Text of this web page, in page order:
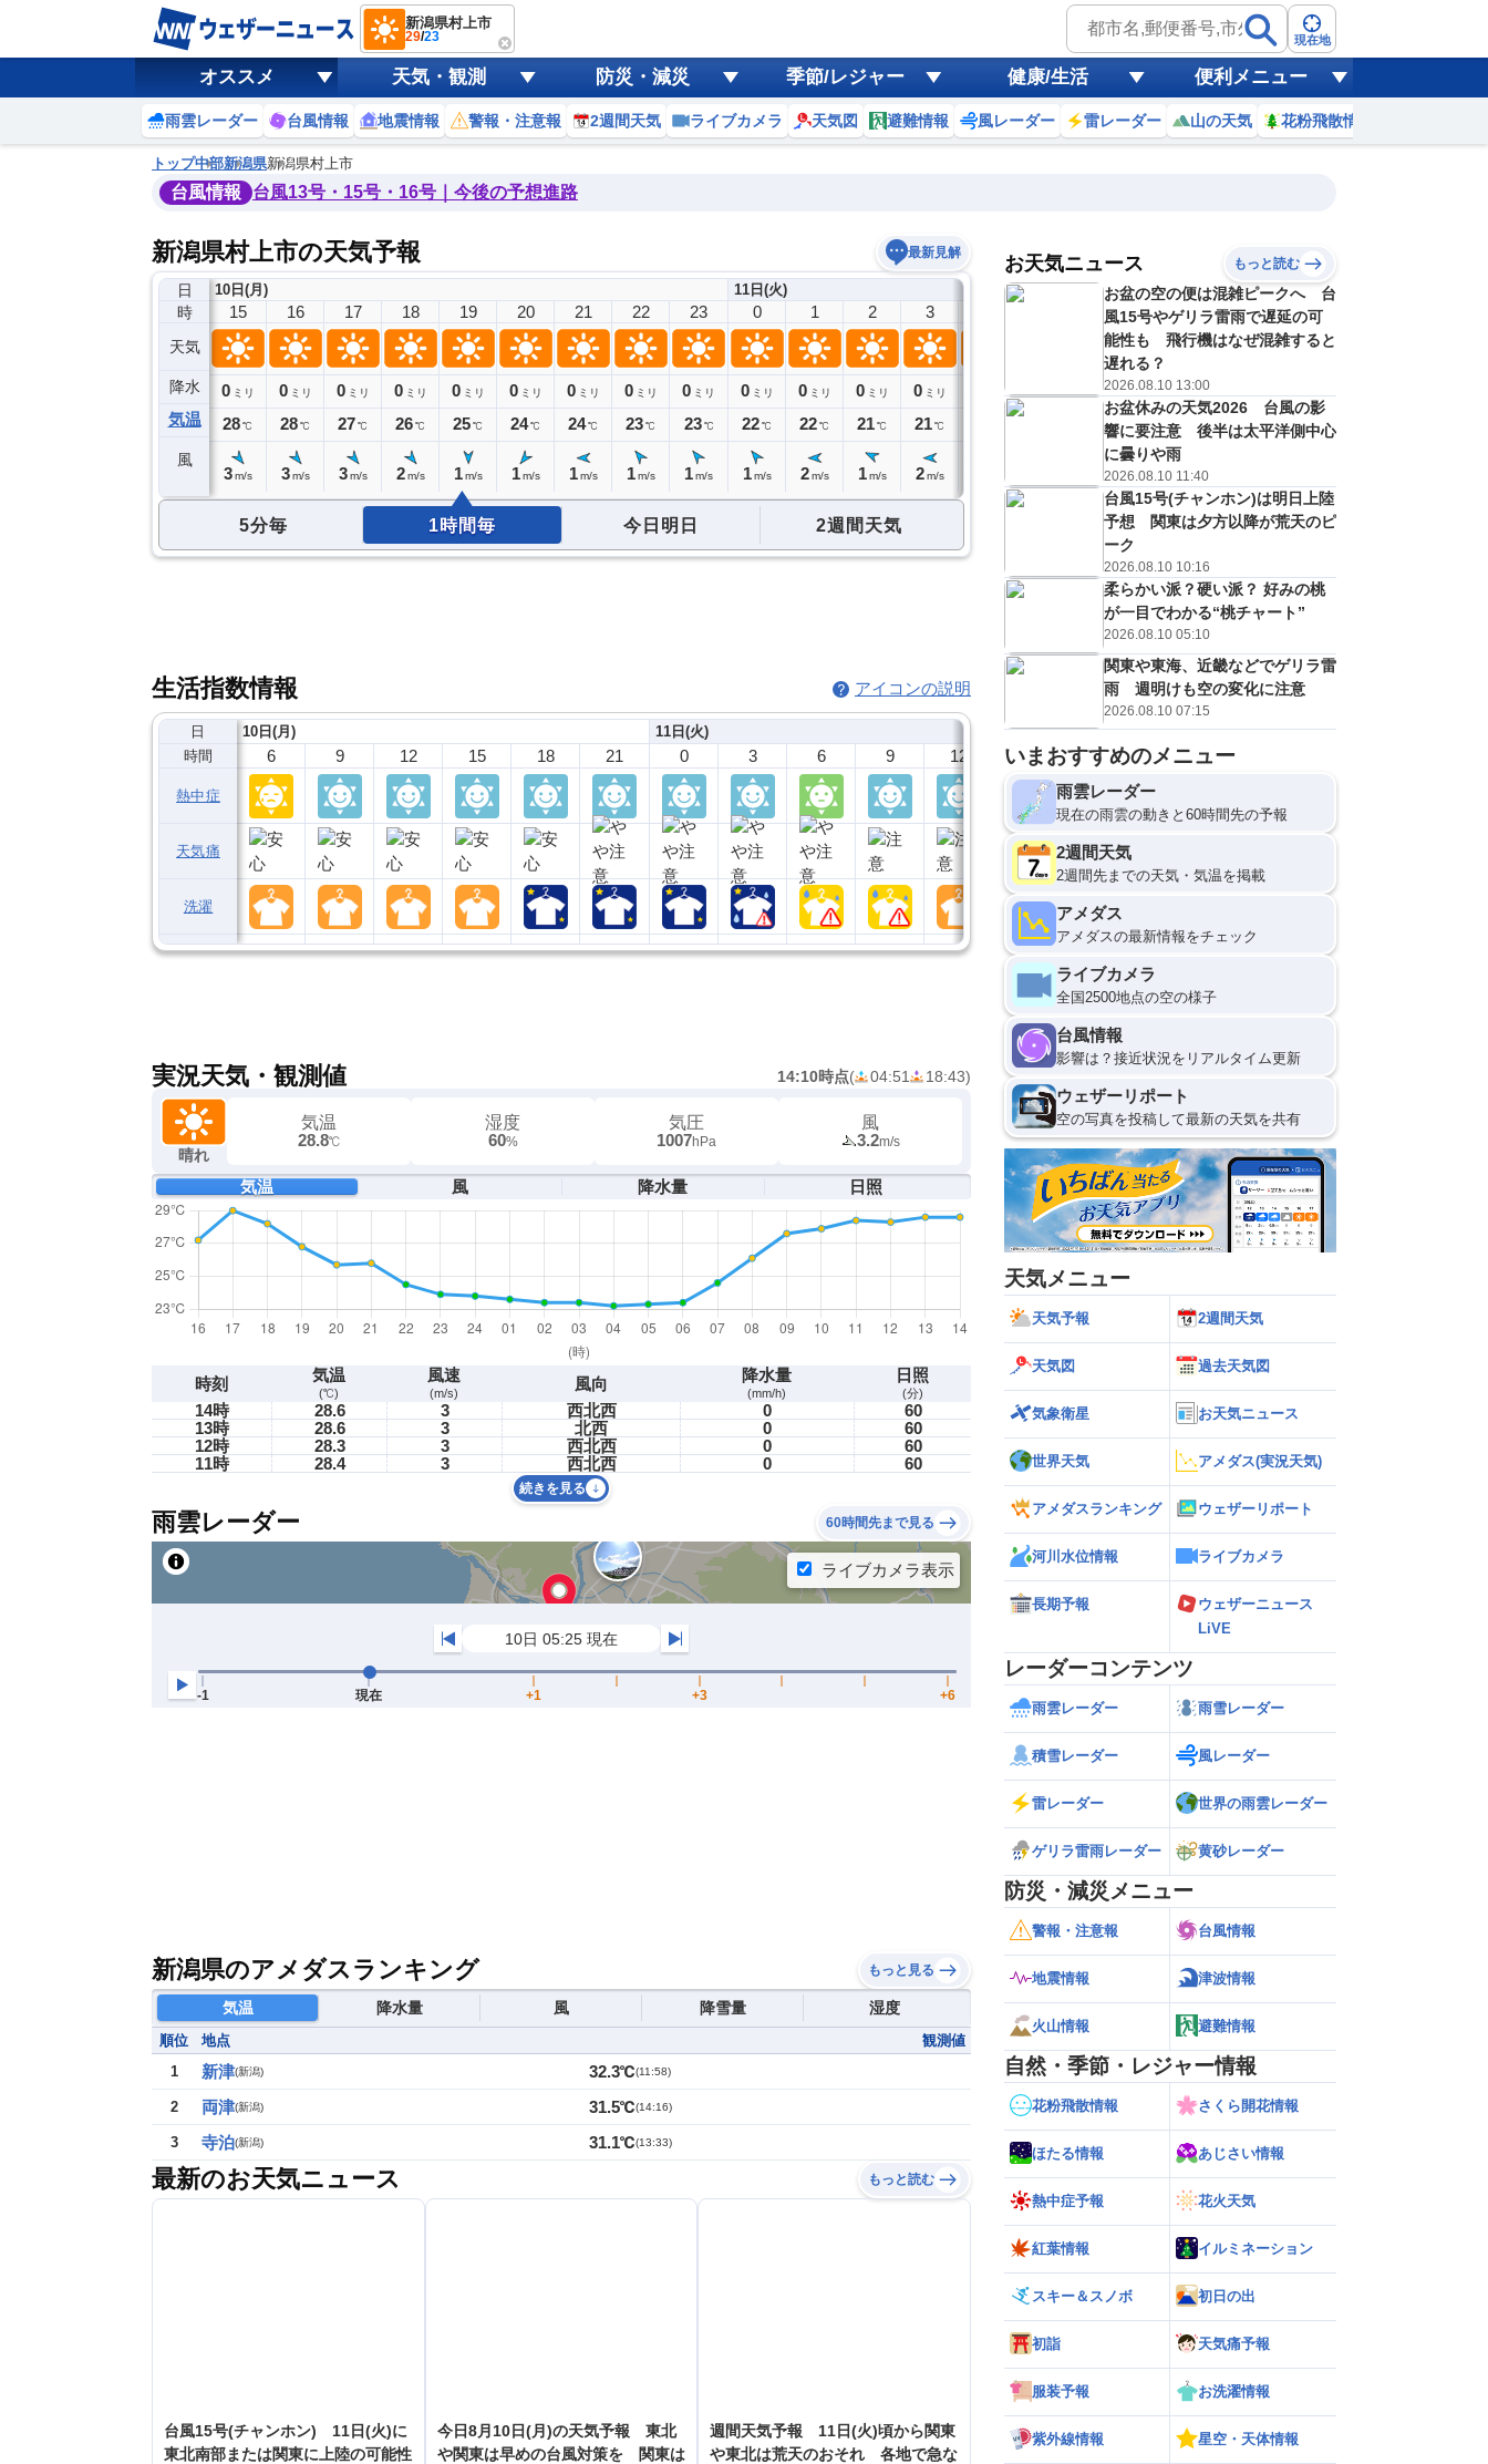
新潟県村上市
29/23 現在地
オススメ 天気・観測 防災・減災 季節/レジャー 健康/生活 便利メニュー
雨雲レーダー 台風情報 地震情報 警報・注意報 2週間天気 ライブカメラ 天気図 避難情報 風レーダー 雷レーダー 山の天気 花粉飛散情報
トップ中部新潟県新潟県村上市
台風情報 台風13号・15号・16号｜今後の予想進路
新潟県村上市の天気予報 最新見解
日
時
天気
降水
気温
風
10日(月)
14
0ミリ
29℃
15
0 ミリ
28℃
3 m/s
16
0 ミリ
28℃
3 m/s
17
0 ミリ
27℃
3 m/s
18
0 ミリ
26℃
2 m/s
19
0 ミリ
25℃
1 m/s
20
0 ミリ
24℃
1 m/s
21
0 ミリ
24℃
1 m/s
22
0 ミリ
23℃
1 m/s
23
0 ミリ
23 ℃
1m/s
11日(火)
0
0 ミリ
22℃
1 m/s
1
0 ミリ
22℃
2 m/s
2
0 ミリ
21℃
1 m/s
3
0 ミリ
21℃
2 m/s
0ミリ
6
0ミリ
21℃
m/s
7
0 ミリ
21℃
2 m/s
8
0
24℃
1
9
25℃ 26
5分毎 1時間毎 今日明日 2週間天気
生活指数情報 アイコンの説明
日
時間
熱中症
天気痛
洗濯
10日(月)
6 9 12 15 18 21
11日(火)
0 3 6 9 12
実況天気・観測値 14:10時点( 04:51 18:43)
晴れ
気温
28.8℃
湿度
60%
気圧
1007hPa
風
3.2m/s
気温 風 降水量 日照
時刻 気温
(℃)
風速
(m/s) 風向 降水量
(mm/h)
日照
(分)
14時 28.6 3 西北西 0
60
13時
28.6 3 北西 0
60
12時
28.3 3 西北西 0
60
11時
28.4 3 西北西 0 60
続きを見る
雨雲レーダー 60時間先まで見る
新潟県のアメダスランキング もっと見る
気温 降水量 風 降雪量 湿度
順位 地点
観測値
1
新津(新潟) 32.3℃(11:58)
2 両津(新潟) 31.5℃(14:16)
3 寺泊(新潟) 31.1℃(13:33)
最新のお天気ニュース もっと読む
台風15号(チャンホン) 11日(火)に
東北南部または関東に上陸の可能性
今日8月10日(月)の天気予報 東北
や関東は早めの台風対策を 関東は
週間天気予報 11日(火)頃から関東
や東北は荒天のおそれ 各地で急な
お天気ニュース もっと読む
お盆の空の便は混雑ピークへ 台
風15号やゲリラ雷雨で遅延の可
能性も 飛行機はなぜ混雑すると
遅れる？
2026.08.10 13:00
お盆休みの天気2026 台風の影
響に要注意 後半は太平洋側中心
に曇りや雨
2026.08.10 11:40
台風15号(チャンホン)は明日上陸
予想 関東は夕方以降が荒天のピ
ーク
2026.08.10 10:16
柔らかい派？硬い派？ 好みの桃
が一目でわかる“桃チャート”
2026.08.10 05:10
関東や東海、近畿などでゲリラ雷
雨 週明けも空の変化に注意
2026.08.10 07:15
いまおすすめのメニュー
雨雲レーダー
現在の雨雲の動きと60時間先の予報
2週間天気
2週間先までの天気・気温を掲載
アメダス
アメダスの最新情報をチェック
ライブカメラ
全国2500地点の空の様子
台風情報
影響は？接近状況をリアルタイム更新
ウェザーリポート
空の写真を投稿して最新の天気を共有
天気メニュー
天気予報 2週間天気
天気図 過去天気図
気象衛星 お天気ニュース
世界天気 アメダス(実況天気)
アメダスランキング ウェザーリポート
河川水位情報 ライブカメラ
長期予報
ウェザーニュース
LiVE
レーダーコンテンツ
雨雲レーダー 雨雪レーダー
積雪レーダー 風レーダー
雷レーダー 世界の雨雲レーダー
ゲリラ雷雨レーダー 黄砂レーダー
防災・減災メニュー
警報・注意報 台風情報
地震情報 津波情報
火山情報 避難情報
自然・季節・レジャー情報
花粉飛散情報 さくら開花情報
ほたる情報 あじさい情報
熱中症予報 花火天気
紅葉情報 イルミネーション
スキー＆スノボ 初日の出
初詣 天気痛予報
服装予報 お洗濯情報
紫外線情報 星空・天体情報